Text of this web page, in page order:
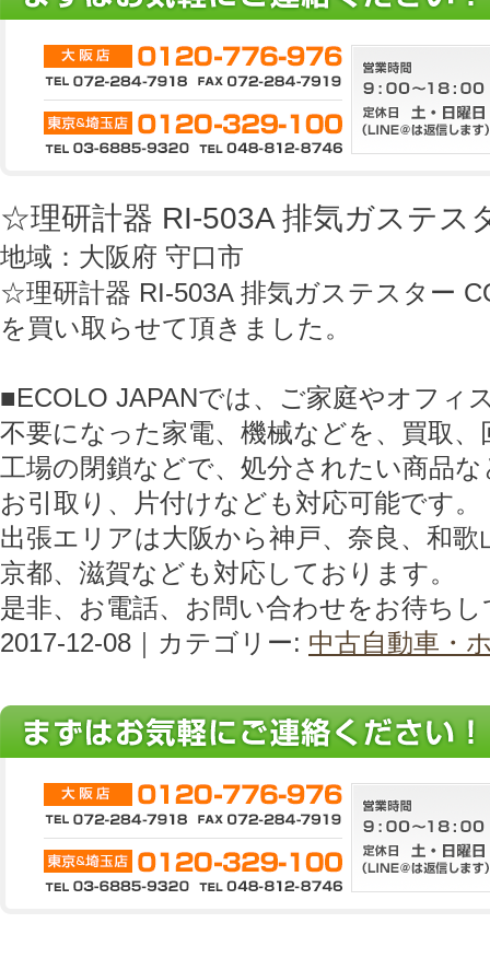
☆理研計器 RI-503A 排気ガステス
地域：大阪府 守口市
☆理研計器 RI-503A 排気ガステスター
を買い取らせて頂きました。
■ECOLO JAPANでは、ご家庭やオフィ
不要になった家電、機械などを、買取
工場の閉鎖などで、処分されたい商品な
お引取り、片付けなども対応可能です。
出張エリアは大阪から神戸、奈良、和歌
京都、滋賀なども対応しております。
是非、お電話、お問い合わせをお待ち
2017-12-08｜カテゴリー: 中古自動車・